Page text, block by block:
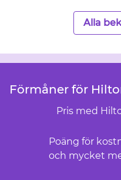
Alla
Förmåner för
Pris med
Poäng för
och mycket